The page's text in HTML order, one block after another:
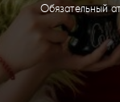
Обязательный